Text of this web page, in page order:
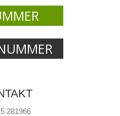
281966